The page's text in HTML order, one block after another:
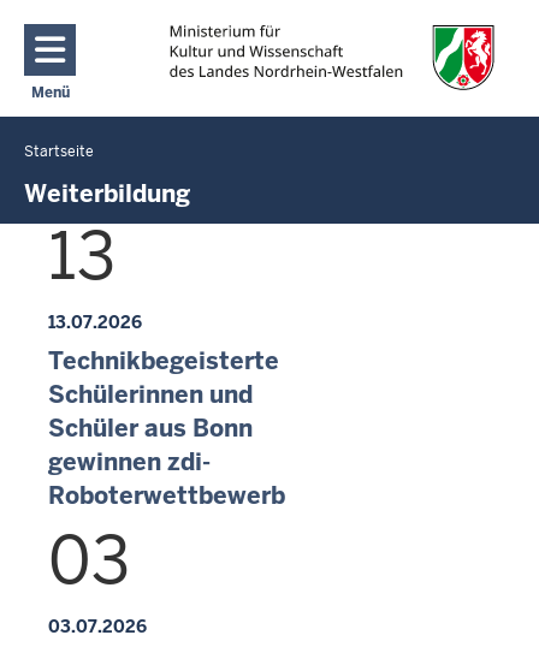
Direkt zum Inhalt
Menü
Navigation aktivieren/deaktivieren: Main Menu
Sie
befinden
hier
Startseite
Weiterbildung
13
13.07.2026
Technikbegeisterte
Schülerinnen und
Schüler aus Bonn
gewinnen zdi-
Roboterwettbewerb
03
03.07.2026